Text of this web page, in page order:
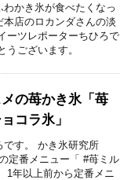
かき氷が食べたくなっ
店のロカンダさんの淡
ーツレポーターちひろで
ございます。
の苺かき氷「苺
コラ氷」
です。 かき氷研究所
定番メニュー「 #苺ミル
1年以上前から定番メニ